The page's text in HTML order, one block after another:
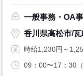
一般事務・OA
香川県高松市/瓦
時給1,230円～
09：00〜17：30